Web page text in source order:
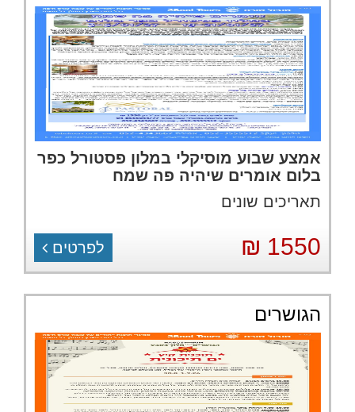
אמצע שבוע מוסיקלי במלון פסטורל כפר
בלום אומרים שיהיה פה שמח
תאריכים שונים
1550 ₪ לפרטים
הגושרים